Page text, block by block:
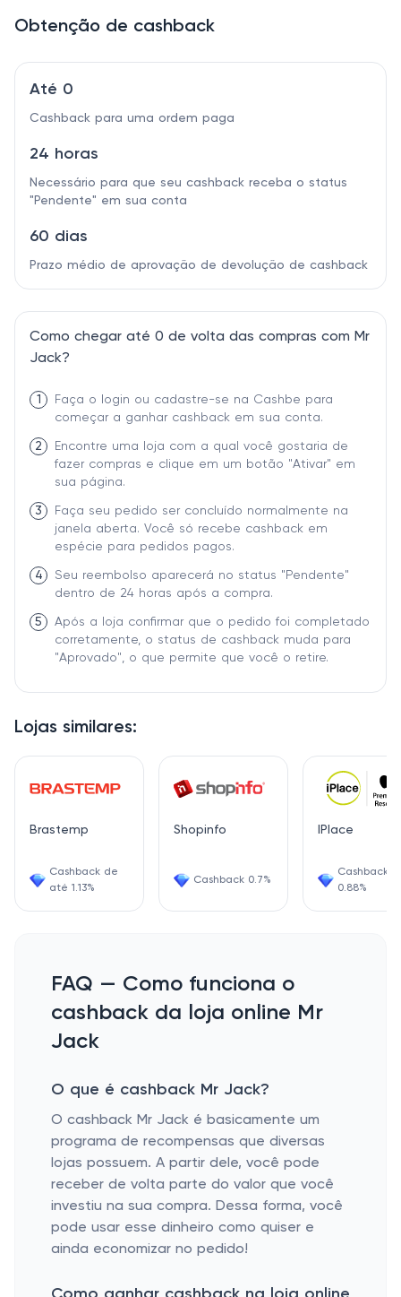
Lojas similares:
Brastemp
Cashback de
até 1.13%
Shopinfo
Cashback 0.7%
IPlace
Cashback
0.88%
Obtenção de cashback
Até 0
Cashback para uma ordem paga
24 horas
Necessário para que seu cashback receba o status
"Pendente" em sua conta
60 dias
Prazo médio de aprovação de devolução de cashback
Como chegar até 0 de volta das compras com Mr
Jack?
1
Faça o login ou cadastre-se na Cashbe para
começar a ganhar cashback em sua conta.
2
Encontre uma loja com a qual você gostaria de
fazer compras e clique em um botão "Ativar" em
sua página.
3
Faça seu pedido ser concluído normalmente na
janela aberta. Você só recebe cashback em
espécie para pedidos pagos.
4
Seu reembolso aparecerá no status "Pendente"
dentro de 24 horas após a compra.
5
Após a loja confirmar que o pedido foi completado
corretamente, o status de cashback muda para
"Aprovado", o que permite que você o retire.
FAQ — Como funciona o
cashback da loja online Mr
Jack
O que é cashback Mr Jack?
O cashback Mr Jack é basicamente um
programa de recompensas que diversas
lojas possuem. A partir dele, você pode
receber de volta parte do valor que você
investiu na sua compra. Dessa forma, você
pode usar esse dinheiro como quiser e
ainda economizar no pedido!